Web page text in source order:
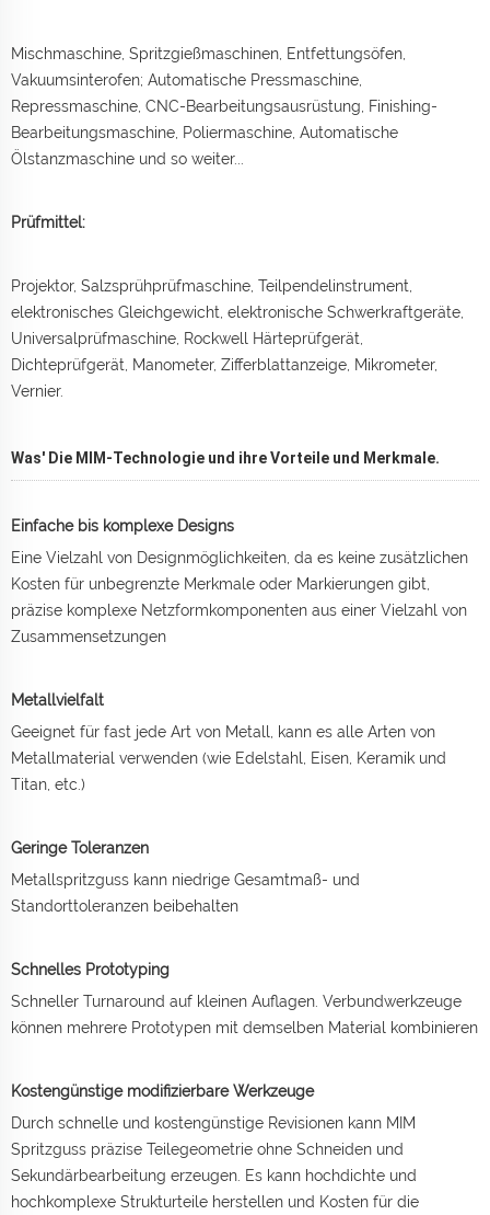
Mischmaschine, Spritzgießmaschinen, Entfettungsöfen,
Vakuumsinterofen; Automatische Pressmaschine,
Repressmaschine, CNC-Bearbeitungsausrüstung, Finishing-
Bearbeitungsmaschine, Poliermaschine, Automatische
Ölstanzmaschine und so weiter...
Prüfmittel:
Projektor, Salzsprühprüfmaschine, Teilpendelinstrument,
elektronisches Gleichgewicht, elektronische Schwerkraftgeräte,
Universalprüfmaschine, Rockwell Härteprüfgerät,
Dichteprüfgerät, Manometer, Zifferblattanzeige, Mikrometer,
Vernier.
Was' Die MIM-Technologie und ihre Vorteile und Merkmale.
Einfache bis komplexe Designs
Eine Vielzahl von Designmöglichkeiten, da es keine zusätzlichen
Kosten für unbegrenzte Merkmale oder Markierungen gibt,
präzise komplexe Netzformkomponenten aus einer Vielzahl von
Zusammensetzungen
Metallvielfalt
Geeignet für fast jede Art von Metall, kann es alle Arten von
Metallmaterial verwenden (wie Edelstahl, Eisen, Keramik und
Titan, etc.)
Geringe Toleranzen
Metallspritzguss kann niedrige Gesamtmaß- und
Standorttoleranzen beibehalten
Schnelles Prototyping
Schneller Turnaround auf kleinen Auflagen. Verbundwerkzeuge
können mehrere Prototypen mit demselben Material kombinieren
Kostengünstige modifizierbare Werkzeuge
Durch schnelle und kostengünstige Revisionen kann MIM
Spritzguss präzise Teilegeometrie ohne Schneiden und
Sekundärbearbeitung erzeugen. Es kann hochdichte und
hochkomplexe Strukturteile herstellen und Kosten für die